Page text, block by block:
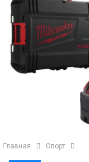
Главная Спорт